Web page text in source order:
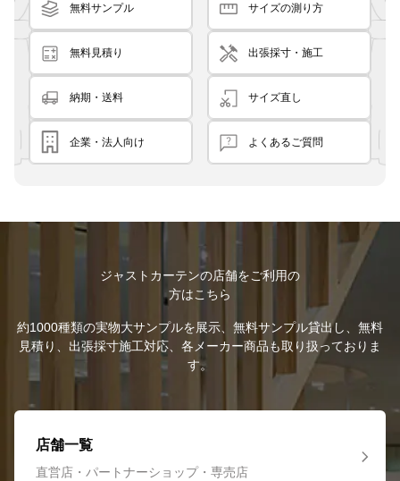
無料サンプル サイズの測り方
無料見積り 出張採寸・施工
納期・送料 サイズ直し
企業・法人向け よくあるご質問
ジャストカーテンの店舗をご利用の
方はこちら
約1000種類の実物大サンプルを展示、無料サンプル貸出し、無料
見積り、出張採寸施工対応、各メーカー商品も取り扱っておりま
す。
店舗一覧
直営店・パートナーショップ・専売店